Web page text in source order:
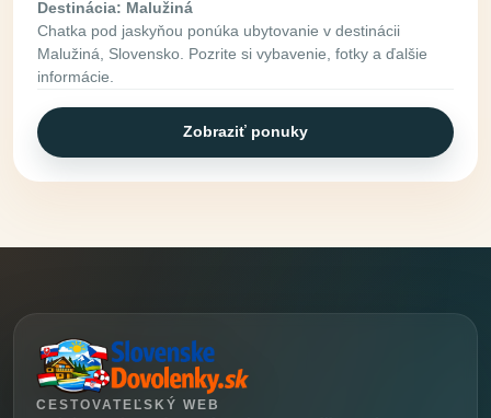
Destinácia: Malužiná
Chatka pod jaskyňou ponúka ubytovanie v destinácii
Malužiná, Slovensko. Pozrite si vybavenie, fotky a ďalšie
informácie.
Zobraziť ponuky
CESTOVATEĽSKÝ WEB